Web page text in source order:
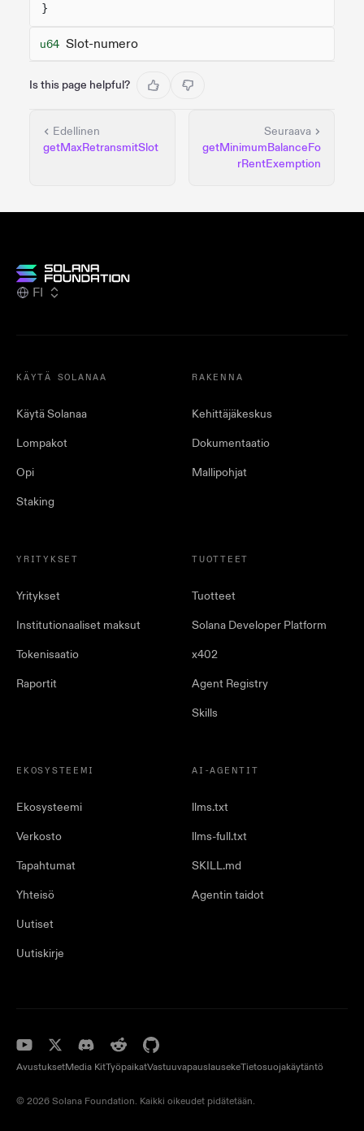
}
u64 Slot-numero
Is this page helpful?
Edellinen
getMaxRetransmitSlot
Seuraava
getMinimumBalanceFo
rRentExemption
FI
KÄYTÄ SOLANAA
Käytä Solanaa
Lompakot
Opi
Staking
RAKENNA
Kehittäjäkeskus
Dokumentaatio
Mallipohjat
YRITYKSET
Yritykset
Institutionaaliset maksut
Tokenisaatio
Raportit
TUOTTEET
Tuotteet
Solana Developer Platform
x402
Agent Registry
Skills
EKOSYSTEEMI
Ekosysteemi
Verkosto
Tapahtumat
Yhteisö
Uutiset
Uutiskirje
AI-AGENTIT
llms.txt
llms-full.txt
SKILL.md
Agentin taidot
AvustuksetMedia KitTyöpaikatVastuuvapauslausekeTietosuojakäytäntö
© 2026 Solana Foundation. Kaikki oikeudet pidätetään.